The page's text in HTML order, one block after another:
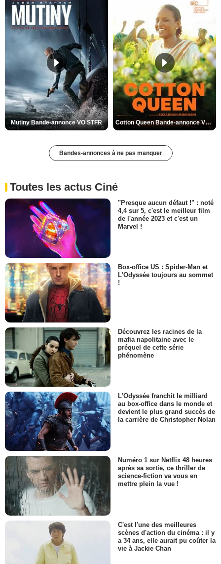
Mutiny Bande-annonce VO STFR Cotton Queen Bande-annonce VO STFR
Bandes-annonces à ne pas manquer
Toutes les actus Ciné
"Presque aucun défaut !" : noté
4,4 sur 5, c'est le meilleur film
de l'année 2023 et c'est un
Marvel !
Box-office US : Spider-Man et
L'Odyssée toujours au sommet
!
Découvrez les racines de la
mafia napolitaine avec le
préquel de cette série
phénomène
L'Odyssée franchit le milliard
au box-office dans le monde et
devient le plus grand succès de
la carrière de Christopher Nolan
Numéro 1 sur Netflix 48 heures
après sa sortie, ce thriller de
science-fiction va vous en
mettre plein la vue !
C'est l'une des meilleures
scènes d'action du cinéma : il y
a 34 ans, elle aurait pu coûter la
vie à Jackie Chan